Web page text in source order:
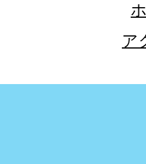
ア